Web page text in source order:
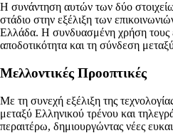
Η συνάντηση αυτών των δύο
στάδιο στην εξέλιξη των
Ελλάδα. Η συνδυασμένη χρήση τους
αποδοτικότητα και τη σύνδεση
Μελλοντικές Προοπτικές
Με τη συνεχή εξέλιξη της
μεταξύ Ελληνικού τρένου και
περαιτέρω, δημιουργώντας νέες